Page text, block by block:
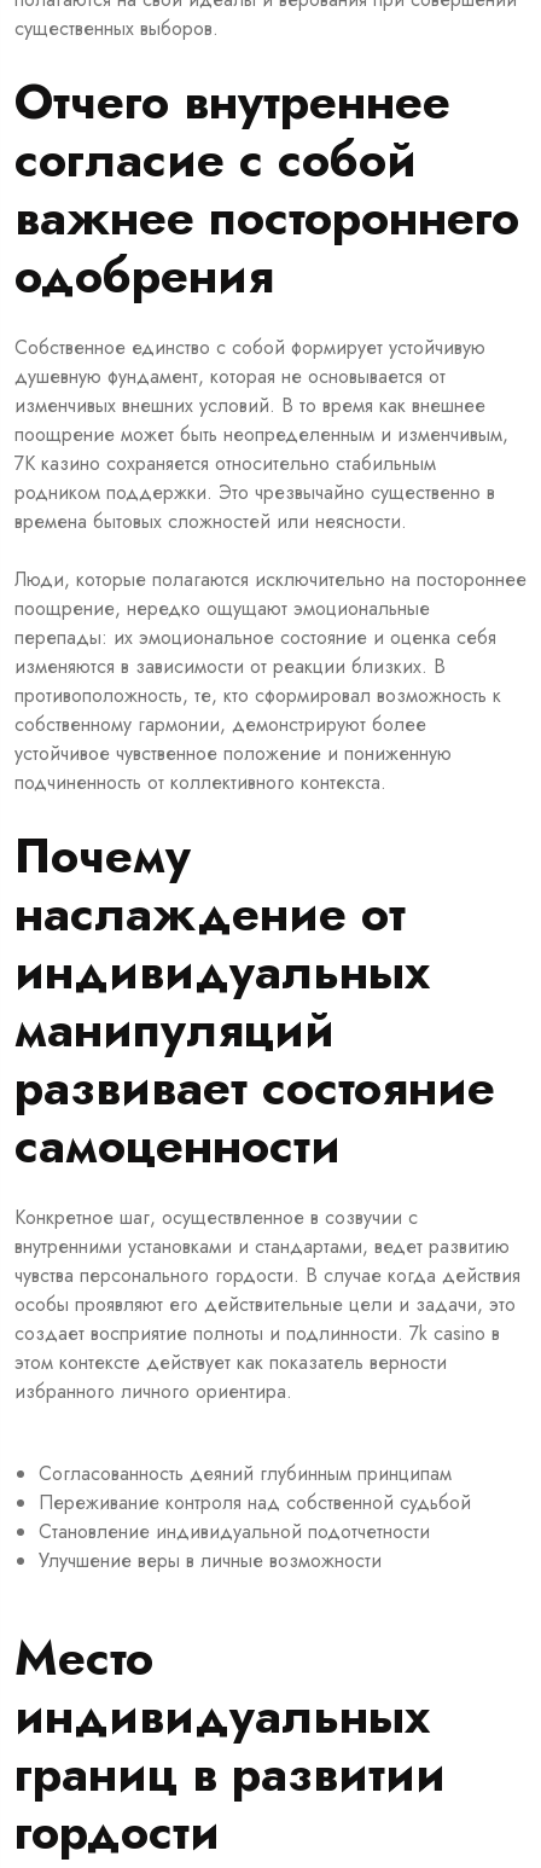
существенных выборов.
Отчего внутреннее
согласие с собой
важнее постороннего
одобрения
Собственное единство с собой формирует устойчивую
душевную фундамент, которая не основывается от
изменчивых внешних условий. В то время как внешнее
поощрение может быть неопределенным и изменчивым,
7К казино сохраняется относительно стабильным
родником поддержки. Это чрезвычайно существенно в
времена бытовых сложностей или неясности.
Люди, которые полагаются исключительно на постороннее
поощрение, нередко ощущают эмоциональные
перепады: их эмоциональное состояние и оценка себя
изменяются в зависимости от реакции близких. В
противоположность, те, кто сформировал возможность к
собственному гармонии, демонстрируют более
устойчивое чувственное положение и пониженную
подчиненность от коллективного контекста.
Почему
наслаждение от
индивидуальных
манипуляций
развивает состояние
самоценности
Конкретное шаг, осуществленное в созвучии с
внутренними установками и стандартами, ведет развитию
чувства персонального гордости. В случае когда действия
особы проявляют его действительные цели и задачи, это
создает восприятие полноты и подлинности. 7k casino в
этом контексте действует как показатель верности
избранного личного ориентира.
Согласованность деяний глубинным принципам
Переживание контроля над собственной судьбой
Становление индивидуальной подотчетности
Улучшение веры в личные возможности
Место
индивидуальных
границ в развитии
гордости